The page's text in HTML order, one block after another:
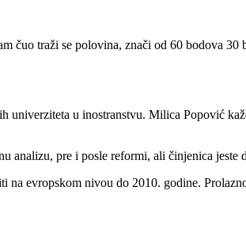
čuo traži se polovina, znači od 60 bodova
u inostranstvu. Milica Popović
analizu, pre i posle reformi, ali činjenica jeste
na evropskom nivou do 2010. godine.